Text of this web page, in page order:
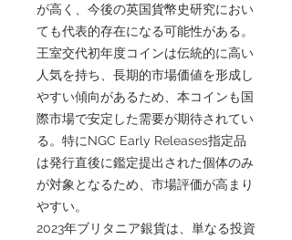
が高く、今後の英国貨幣史研究におい
ても代表的存在になる可能性がある。
王室交代初年度コインは伝統的に高い
人気を持ち、長期的市場価値を形成し
やすい傾向があるため、本コインも国
際市場で安定した需要が期待されてい
る。特にNGC Early Releases指定品
は発行直後に鑑定提出された個体のみ
が対象となるため、市場評価が高まり
やすい。
2023年ブリタニア銀貨は、単なる投資